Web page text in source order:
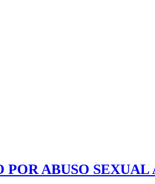
ABUSO SEXUAL